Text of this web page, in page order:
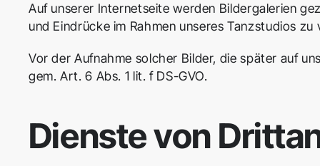
Auf unserer Internetseite werden Bildergalerien
und Eindrücke im Rahmen unseres Tanzstudios
Vor der Aufnahme solcher Bilder, die später auf
gem. Art. 6 Abs. 1 lit. f DS-GVO.
Dienste von